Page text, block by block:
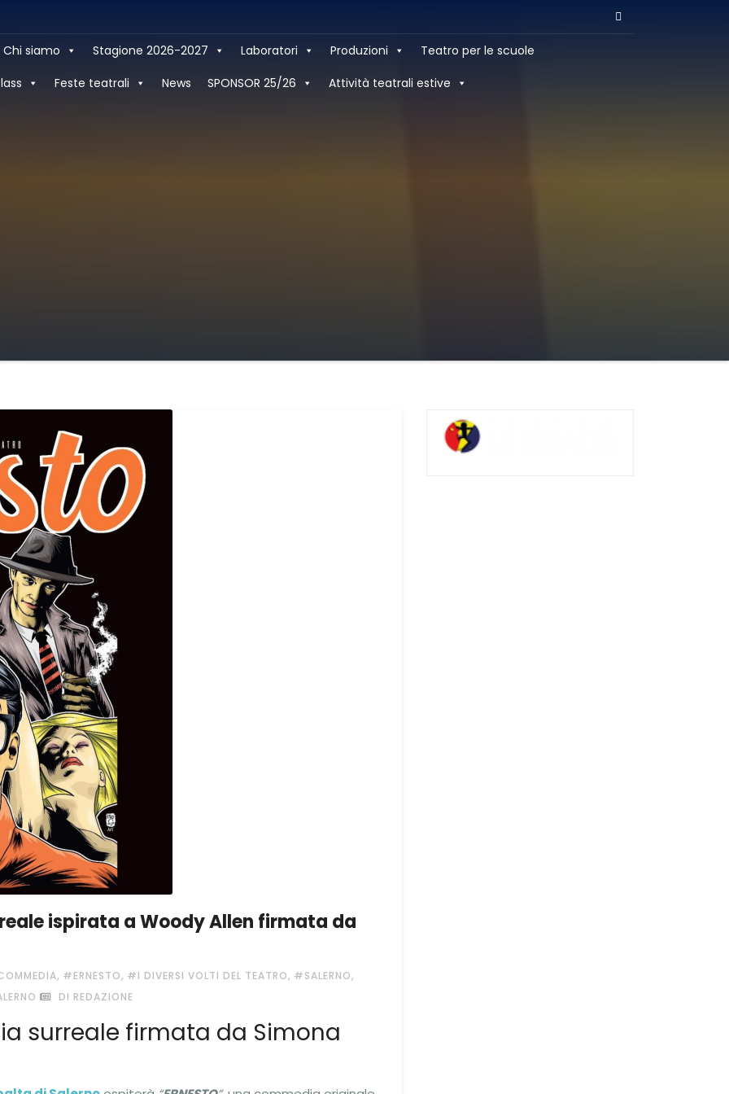
Chi siamo Stagione 2026-2027 Laboratori Produzioni
Teatro per le scuole
Feste teatrali News SPONSOR 25/26 Attività teatrali estive
ispirata a Woody Allen firmata da
, #ERNESTO, #I DIVERSI VOLTI DEL TEATRO, #SALERNO,
DI REDAZIONE
surreale firmata da Simona